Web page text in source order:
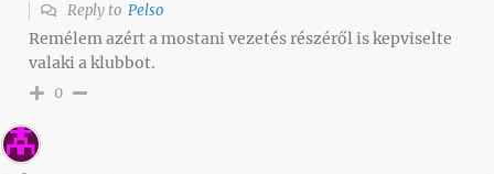
Reply to Pelso
Remélem azért a mostani vezetés részéről is kepviselte
valaki a klubbot.
0